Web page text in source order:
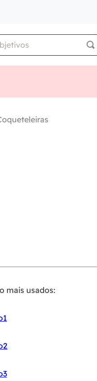
mais usados: